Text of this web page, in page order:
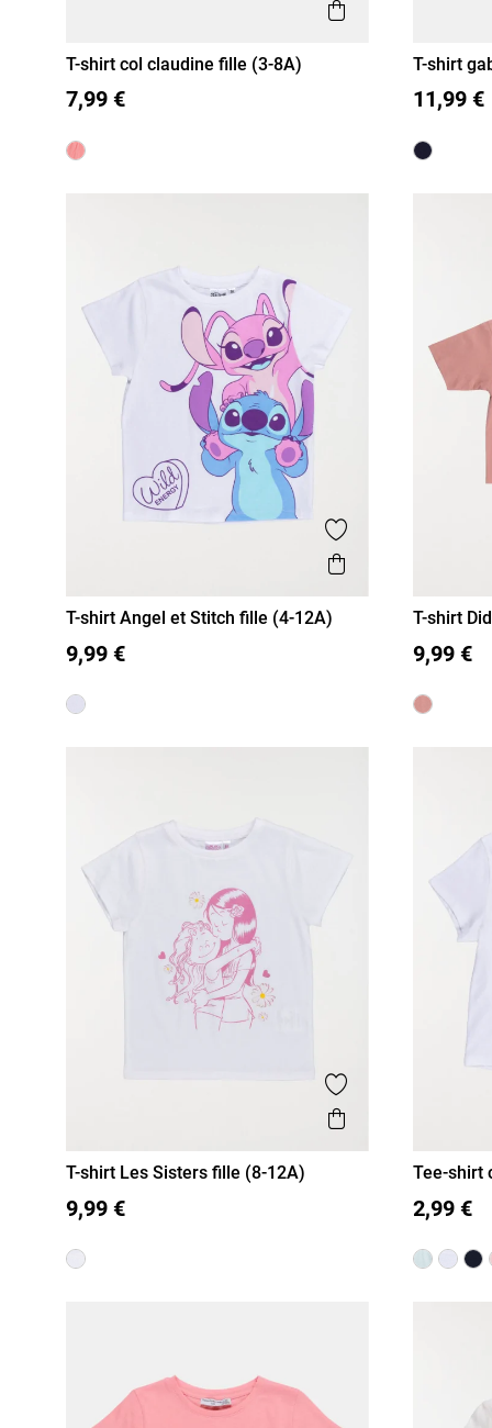
Aperçu rapide
3 A
T-shirt col claudine fille (3-8A)
7,99 € 3 A 4 A
T-shirt
11,99 €
Ajouter aux
Aperçu rapide
4 A
T-shirt Angel et Stitch fille (4-12A)
9,99 € 4 A
T-shirt
9,99 €
Ajouter aux
Aperçu rapide
8 A
T-shirt Les Sisters fille (8-12A)
9,99 €
3 A 4
Tee-shirt
2,99 €